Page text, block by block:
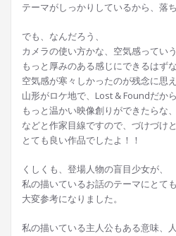
テーマがしっかりしているから、落
でも、なんだろう、
カメラの使い方かな、空気感っていう
もっと厚みのある感じにできるはずな
空気感が寒々しかったのが残念に思え
山形がロケ地で、Lost & Foundだから
もっと温かい映像創りができたらな、
などと作家目線ですので、づけづけ
とても良い作品でしたよ！！
くしくも、登場人物の盲目少女が、
私の描いているお話のテーマにとて
大変参考になりました。
私の描いている主人公もある意味、